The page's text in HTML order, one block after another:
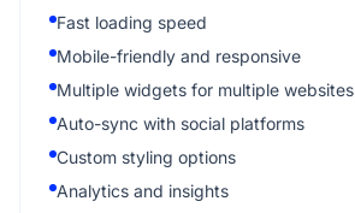
Fast loading speed
Mobile-friendly and responsive
Multiple widgets for multiple websites
Auto-sync with social platforms
Custom styling options
Analytics and insights